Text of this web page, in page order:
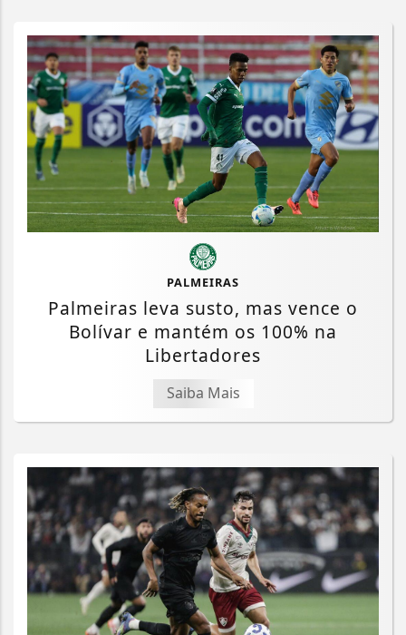
PALMEIRAS
Palmeiras leva susto, mas vence o
Bolívar e mantém os 100% na
Libertadores
Saiba Mais